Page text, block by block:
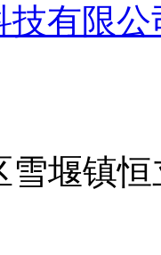
技有限公
雪堰镇恒